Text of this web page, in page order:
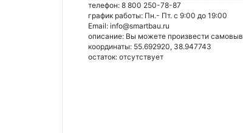
телефон: 8 800 250-78-87
график работы: Пн.- Пт. с 9:00 до 19:00
Email: info@smartbau.ru
описание: Вы можете произвести
координаты: 55.692920, 38.947743
остаток: отсутствует